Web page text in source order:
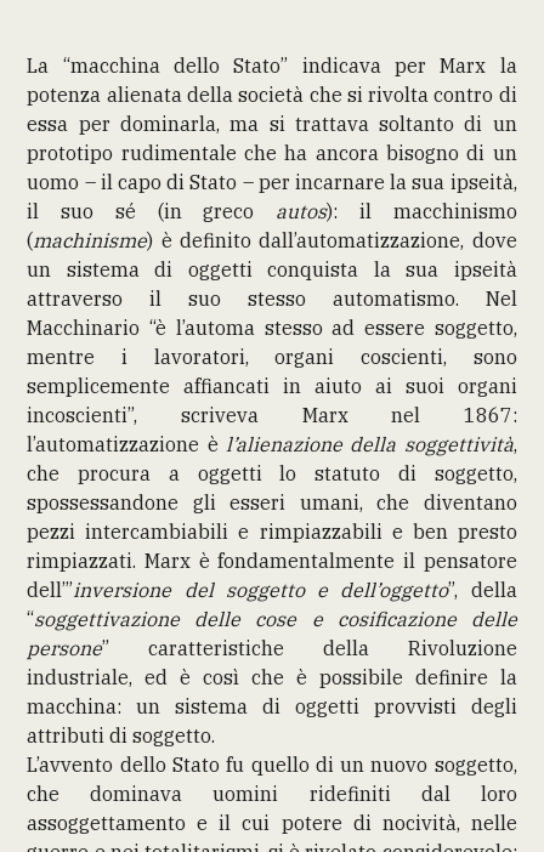
La “macchina dello Stato” indicava per Marx la
potenza alienata della società che si rivolta contro di
essa per dominarla, ma si trattava soltanto di un
prototipo rudimentale che ha ancora bisogno di un
uomo – il capo di Stato – per incarnare la sua ipseità,
il suo sé (in greco autos): il macchinismo
(machinisme) è definito dall’automatizzazione, dove
un sistema di oggetti conquista la sua ipseità
attraverso il suo stesso automatismo. Nel
Macchinario “è l’automa stesso ad essere soggetto,
mentre i lavoratori, organi coscienti, sono
semplicemente affiancati in aiuto ai suoi organi
incoscienti”, scriveva Marx nel 1867:
l’automatizzazione è l’alienazione della soggettività,
che procura a oggetti lo statuto di soggetto,
spossessandone gli esseri umani, che diventano
pezzi intercambiabili e rimpiazzabili e ben presto
rimpiazzati. Marx è fondamentalmente il pensatore
dell’”inversione del soggetto e dell’oggetto”, della
“soggettivazione delle cose e cosificazione delle
persone” caratteristiche della Rivoluzione
industriale, ed è così che è possibile definire la
macchina: un sistema di oggetti provvisti degli
attributi di soggetto.
L’avvento dello Stato fu quello di un nuovo soggetto,
che dominava uomini ridefiniti dal loro
assoggettamento e il cui potere di nocività, nelle